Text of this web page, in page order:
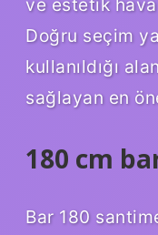
ve estetik
Doğru seçim
kullanıldığı
sağlayan en
180 cm
Bar 180